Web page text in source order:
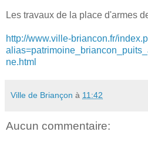
Les travaux de la place d'armes
http://www.ville-briancon.fr/
ne.html
Ville de Briançon à 11:42
Aucun commentaire: